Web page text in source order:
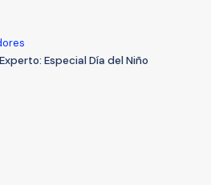
Especial Día del Niño